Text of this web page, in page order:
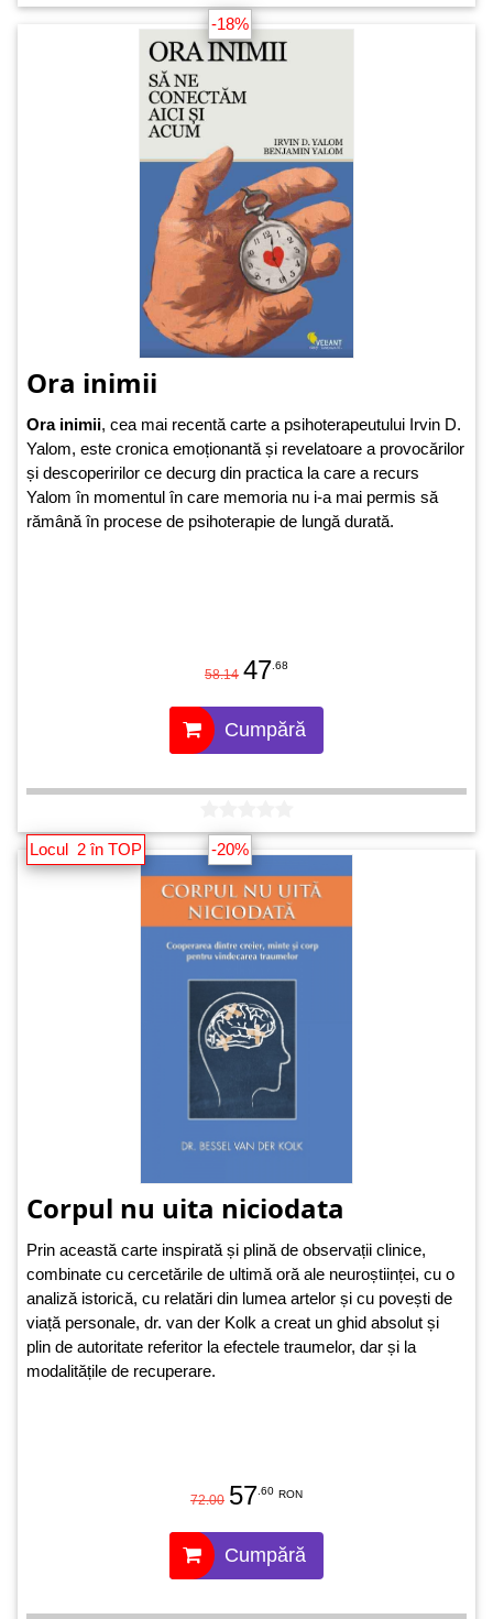
-18%
Ora inimii
Ora inimii, cea mai recentă carte a psihoterapeutului Irvin D.
Yalom, este cronica emoționantă și revelatoare a provocărilor
și descoperirilor ce decurg din practica la care a recurs
Yalom în momentul în care memoria nu i-a mai permis să
rămână în procese de psihoterapie de lungă durată.
58.14 47 .68
Cumpără
-20%
Locul 2 în TOP
Corpul nu uita niciodata
Prin această carte inspirată și plină de observații clinice,
combinate cu cercetările de ultimă oră ale neuroștiinței, cu o
analiză istorică, cu relatări din lumea artelor și cu povești de
viață personale, dr. van der Kolk a creat un ghid absolut și
plin de autoritate referitor la efectele traumelor, dar și la
modalitățile de recuperare.
72.00 57 .60 RON
Cumpără